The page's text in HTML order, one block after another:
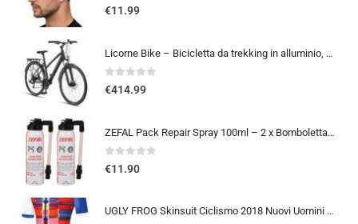
0out of 5
€11.99
Licorne Bike – Bicicletta da trekking in alluminio, da 28 pollici, con cambio a 21 marce, freno a disco, mountain bike, bici
0out of 5
€414.99
ZEFAL Pack Repair Spray 100ml – 2 x Bomboletta Ripara Gomme Bici – Gonfia e Ripara Bici – Schrader, Presta e Dunlop – 2 botti
0out of 5
€11.90
UGLY FROG Skinsuit Ciclismo 2018 Nuovi Uomini Traspirante Primavera Estate A Maniche Corta Ciclismo Body All’aperto Sports…